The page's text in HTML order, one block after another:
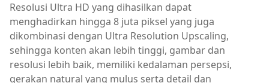
Resolusi Ultra HD yang dihasilkan dapat
menghadirkan hingga 8 juta piksel yang juga
dikombinasi dengan Ultra Resolution Upscaling,
sehingga konten akan lebih tinggi, gambar dan
resolusi lebih baik, memiliki kedalaman persepsi,
gerakan natural yang mulus serta detail dan